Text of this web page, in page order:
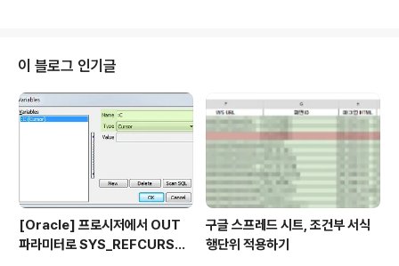
static ${enclosing_type} getInstance(){ if(null ==
instance){ instance = new ${enclosing_type}(); }
return instance; } private ${enclos..
이 블로그 인기글
[Oracle] 프로시저에서 OUT
파라미터로 SYS_REFCURSO
구글 스프레드 시트, 조건부 서식
행단위 적용하기